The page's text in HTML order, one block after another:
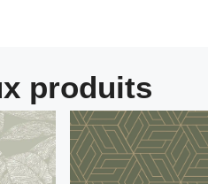
produits